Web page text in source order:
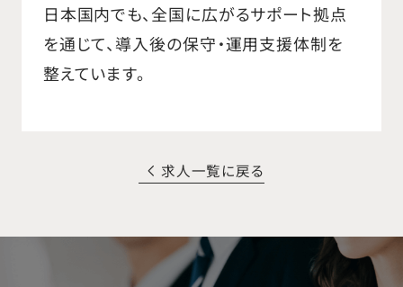
日本国内でも、全国に広がるサポート拠点
を通じて、導入後の保守・運用支援体制を
整えています。
求人一覧に戻る